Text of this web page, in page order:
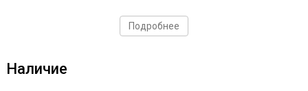
Подробнее
Наличие